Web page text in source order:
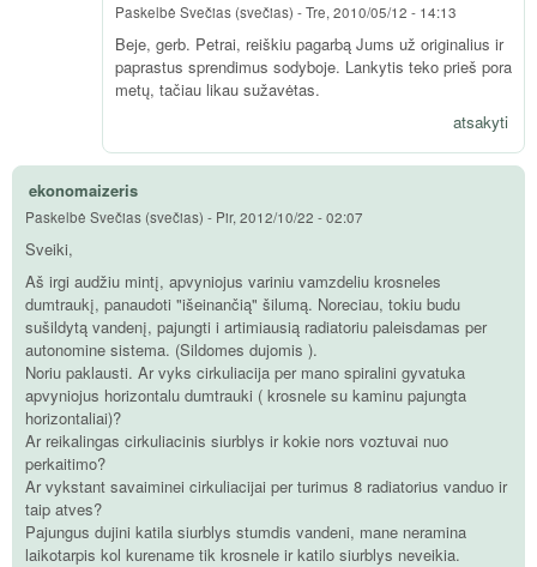
Paskelbė Svečias (svečias) -Tre, 2010/05/12 - 14:13
Beje, gerb. Petrai, reiškiu pagarbą Jums už originalius ir
paprastus sprendimus sodyboje. Lankytis teko prieš pora
metų, tačiau likau sužavėtas.
atsakyti
ekonomaizeris
Paskelbė Svečias (svečias) - Pir, 2012/10/22 - 02:07
Sveiki,
Aš irgi audžiu mintį, apvyniojus variniu vamzdeliu krosneles
dumtraukį, panaudoti "išeinančią" šilumą. Noreciau, tokiu budu
sušildytą vandenį, pajungti i artimiausią radiatoriu paleisdamas per
autonomine sistema. (Sildomes dujomis ).
Noriu paklausti. Ar vyks cirkuliacija per mano spiralini gyvatuka
apvyniojus horizontalu dumtrauki ( krosnele su kaminu pajungta
horizontaliai)?
Ar reikalingas cirkuliacinis siurblys ir kokie nors voztuvai nuo
perkaitimo?
Ar vykstant savaiminei cirkuliacijai per turimus 8 radiatorius vanduo ir
taip atves?
Pajungus dujini katila siurblys stumdis vandeni, mane neramina
laikotarpis kol kurename tik krosnele ir katilo siurblys neveikia.